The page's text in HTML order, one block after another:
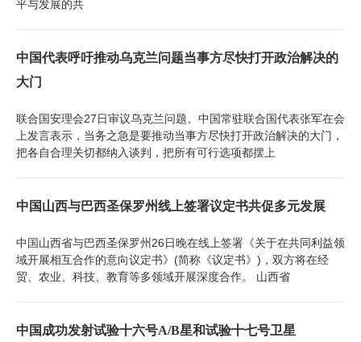
平与发展的共
中国代表呼吁推动乌克兰问题当事方尽快打开政治解决的
大门
联合国安理会27日审议乌克兰问题。中国常驻联合国代表张军在会
上发言表示，当务之急是要推动当事方尽快打开政治解决的大门，
把各自合理关切都纳入谈判，把所有可行选项都摆上
中国山西与巴西圣保罗州线上签署议定书共促多元发展
中国山西省与巴西圣保罗州26日晚在线上签署《关于在共同利益领
域开展相互合作的意向议定书》(简称《议定书》)，双方将在经
贸、农业、科技、教育等多领域开展深度合作。 山西省
中国成功发射试验十六号A/B星和试验十七号卫星